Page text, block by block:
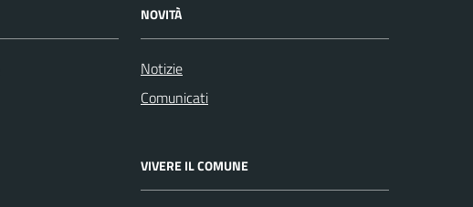
NOVITÀ
Notizie
Comunicati
VIVERE IL COMUNE